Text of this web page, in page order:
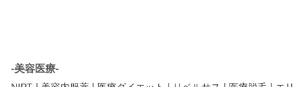
-美容医療-